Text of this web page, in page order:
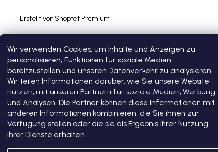
Wir verwenden Cookies, um Inhalte und Anzeigen zu
personalisieren, Funktionen für soziale Medien
bereitzustellen und unseren Datenverkehr zu analysieren.
Wir teilen Informationen darüber, wie Sie unsere Website
nutzen, mit unseren Partnern für soziale Medien, Werbung
und Analysen. Die Partner können diese Informationen mit
anderen Informationen kombinieren, die Sie ihnen zur
Verfügung stellen oder die sie als Ergebnis Ihrer Nutzung
ihrer Dienste erhalten.
Erstellt von Shoptet Premium